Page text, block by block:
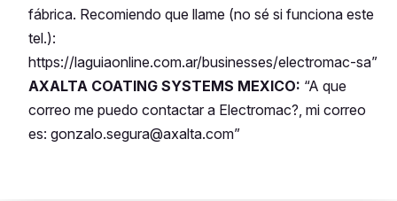
fábrica. Recomiendo que llame (no sé si funciona este
tel.):
https://laguiaonline.com.ar/businesses/electromac-sa”
AXALTA COATING SYSTEMS MEXICO: “A que
correo me puedo contactar a Electromac?, mi correo
es: gonzalo.segura@axalta.com”